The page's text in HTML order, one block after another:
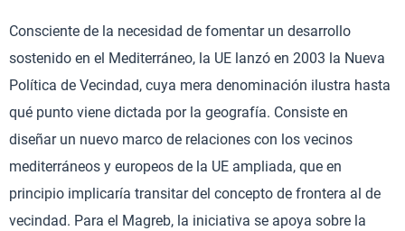
Consciente de la necesidad de fomentar un desarrollo
sostenido en el Mediterráneo, la UE lanzó en 2003 la Nueva
Política de Vecindad, cuya mera denominación ilustra hasta
qué punto viene dictada por la geografía. Consiste en
diseñar un nuevo marco de relaciones con los vecinos
mediterráneos y europeos de la UE ampliada, que en
principio implicaría transitar del concepto de frontera al de
vecindad. Para el Magreb, la iniciativa se apoya sobre la